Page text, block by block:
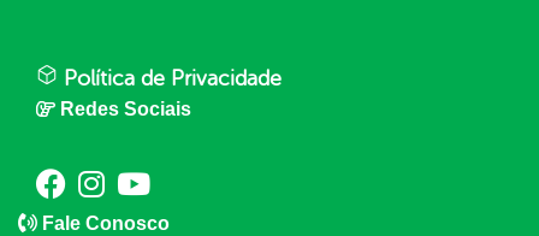
Política de Privacidade
Redes Sociais
Fale Conosco